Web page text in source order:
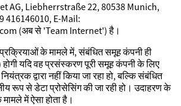
AG, Liebherrstraße 22, 80538 Munich,
416146010, E-Mail:
(अब से 'Team Internet') है।
के मामले में, संबंधित समूह कंपनी ही
यदि वह प्रसंस्करण पूरी समूह कंपनी के लिए
द्वारा नहीं किया जा रहा हो, बल्कि संबंधित
रूप से डेटा प्रोसेसिंग की जा रही हो। उदाहरण के
में ऐसा होता है।